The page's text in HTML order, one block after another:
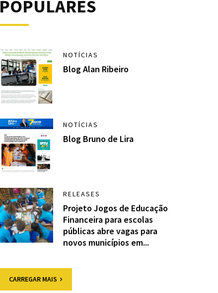
POPULARES
NOTÍCIAS
Blog Alan Ribeiro
NOTÍCIAS
Blog Bruno de Lira
RELEASES
Projeto Jogos de Educação
Financeira para escolas
públicas abre vagas para
novos municípios em...
CARREGAR MAIS